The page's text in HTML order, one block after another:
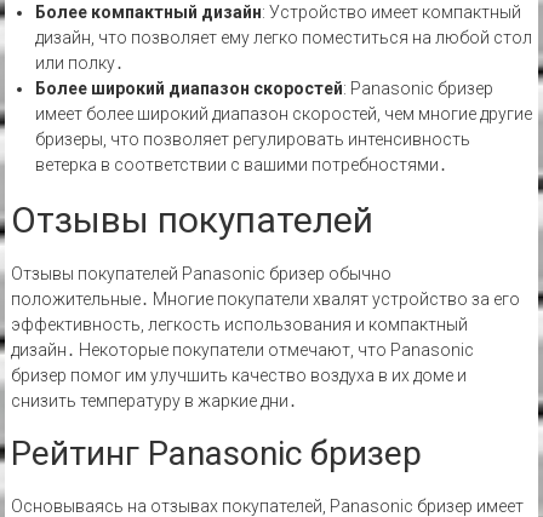
Более компактный дизайн: Устройство имеет компактный
дизайн, что позволяет ему легко поместиться на любой стол
или полку․
Более широкий диапазон скоростей: Panasonic бризер
имеет более широкий диапазон скоростей, чем многие другие
бризеры, что позволяет регулировать интенсивность
ветерка в соответствии с вашими потребностями․
Отзывы покупателей
Отзывы покупателей Panasonic бризер обычно
положительные․ Многие покупатели хвалят устройство за его
эффективность, легкость использования и компактный
дизайн․ Некоторые покупатели отмечают, что Panasonic
бризер помог им улучшить качество воздуха в их доме и
снизить температуру в жаркие дни․
Рейтинг Panasonic бризер
Основываясь на отзывах покупателей, Panasonic бризер имеет